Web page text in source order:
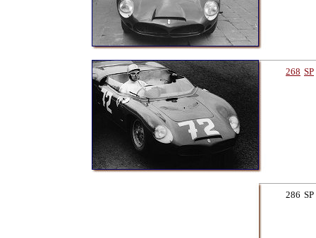
268 SP
286 SP